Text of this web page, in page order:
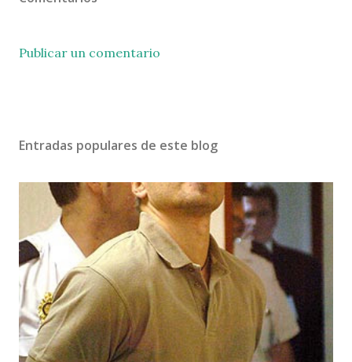
Publicar un comentario
Entradas populares de este blog